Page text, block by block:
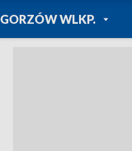
GORZÓW WLKP.POWRÓT DO
TVP REGIONY